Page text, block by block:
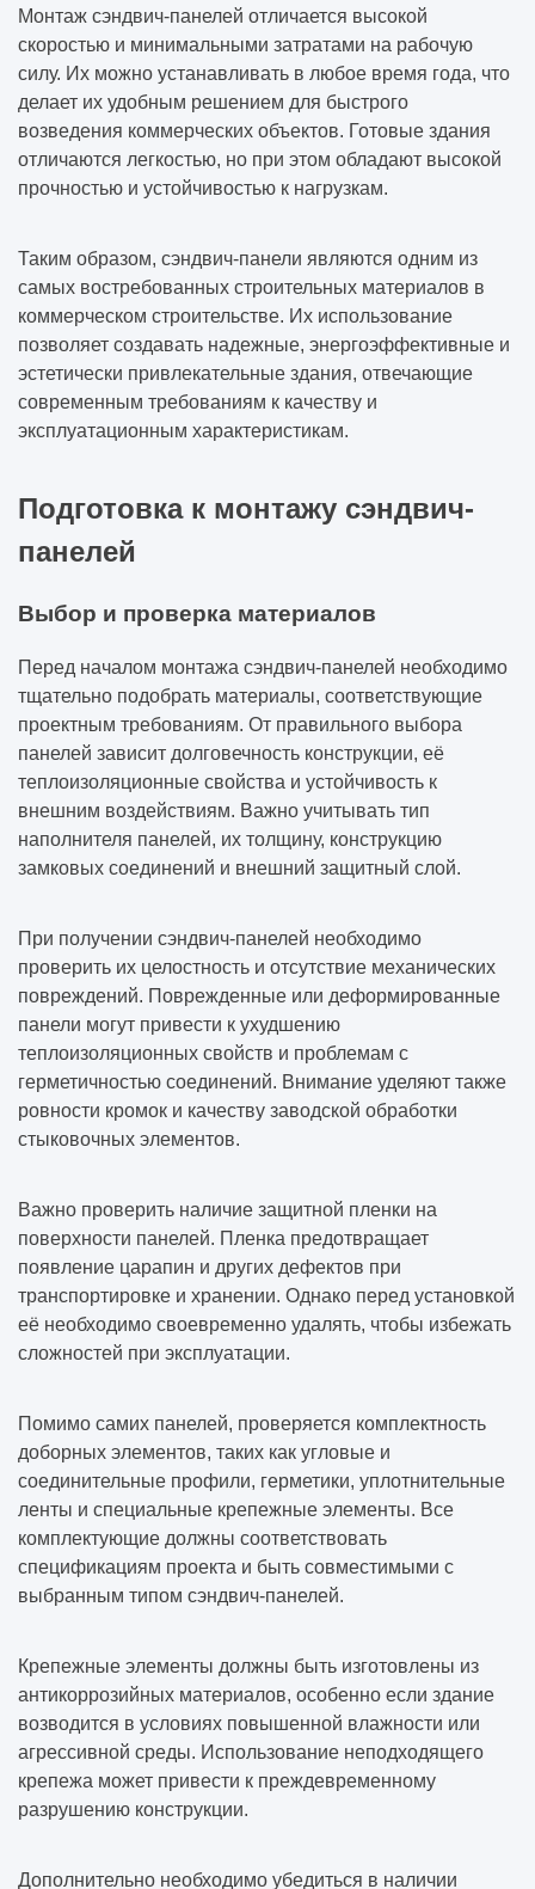
Монтаж сэндвич-панелей отличается высокой
скоростью и минимальными затратами на рабочую
силу. Их можно устанавливать в любое время года, что
делает их удобным решением для быстрого
возведения коммерческих объектов. Готовые здания
отличаются легкостью, но при этом обладают высокой
прочностью и устойчивостью к нагрузкам.
Таким образом, сэндвич-панели являются одним из
самых востребованных строительных материалов в
коммерческом строительстве. Их использование
позволяет создавать надежные, энергоэффективные и
эстетически привлекательные здания, отвечающие
современным требованиям к качеству и
эксплуатационным характеристикам.
Подготовка к монтажу сэндвич-
панелей
Выбор и проверка материалов
Перед началом монтажа сэндвич-панелей необходимо
тщательно подобрать материалы, соответствующие
проектным требованиям. От правильного выбора
панелей зависит долговечность конструкции, её
теплоизоляционные свойства и устойчивость к
внешним воздействиям. Важно учитывать тип
наполнителя панелей, их толщину, конструкцию
замковых соединений и внешний защитный слой.
При получении сэндвич-панелей необходимо
проверить их целостность и отсутствие механических
повреждений. Поврежденные или деформированные
панели могут привести к ухудшению
теплоизоляционных свойств и проблемам с
герметичностью соединений. Внимание уделяют также
ровности кромок и качеству заводской обработки
стыковочных элементов.
Важно проверить наличие защитной пленки на
поверхности панелей. Пленка предотвращает
появление царапин и других дефектов при
транспортировке и хранении. Однако перед установкой
её необходимо своевременно удалять, чтобы избежать
сложностей при эксплуатации.
Помимо самих панелей, проверяется комплектность
доборных элементов, таких как угловые и
соединительные профили, герметики, уплотнительные
ленты и специальные крепежные элементы. Все
комплектующие должны соответствовать
спецификациям проекта и быть совместимыми с
выбранным типом сэндвич-панелей.
Крепежные элементы должны быть изготовлены из
антикоррозийных материалов, особенно если здание
возводится в условиях повышенной влажности или
агрессивной среды. Использование неподходящего
крепежа может привести к преждевременному
разрушению конструкции.
Дополнительно необходимо убедиться в наличии